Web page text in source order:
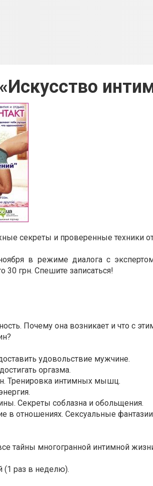
секреты и проверенные техники
в режиме диалога с
30 грн. Спешите записаться!
Почему она возникает и что с
удовольствие мужчине.
оргазма.
Тренировка интимных мышц.
Секреты соблазна и обольщения.
в отношениях. Сексуальные
тайны многогранной интимной
(1 раз в неделю).